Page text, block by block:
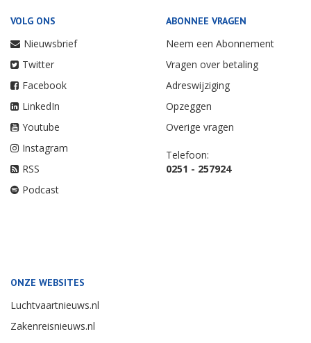
VOLG ONS
Nieuwsbrief
Twitter
Facebook
LinkedIn
Youtube
Instagram
RSS
Podcast
ABONNEE VRAGEN
Neem een Abonnement
Vragen over betaling
Adreswijziging
Opzeggen
Overige vragen
Telefoon:
0251 - 257924
ONZE WEBSITES
Luchtvaartnieuws.nl
Zakenreisnieuws.nl